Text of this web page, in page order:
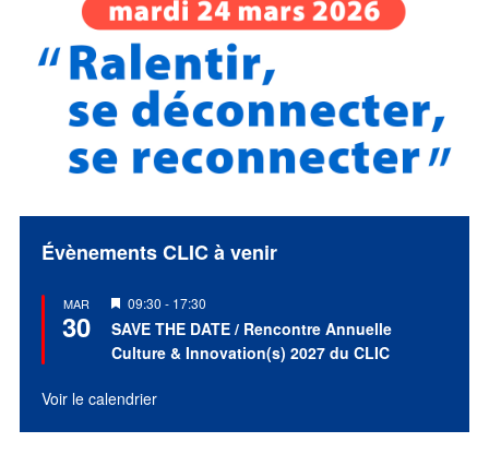
Évènements CLIC à venir
MAR
30
Mis
en
avant
09:30 - 17:30
SAVE THE DATE / Rencontre Annuelle
Culture & Innovation(s) 2027 du CLIC
Voir le calendrier